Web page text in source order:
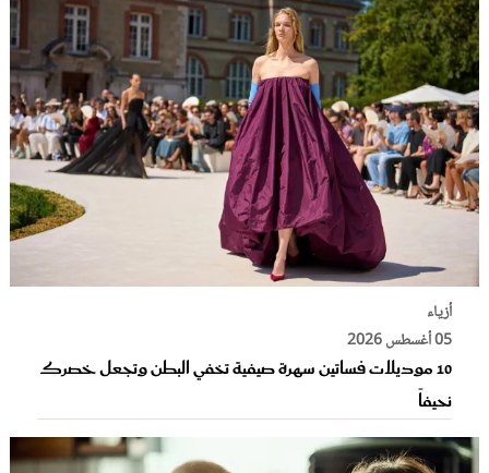
أزياء
05 أغسطس 2026
10 موديلات فساتين سهرة صيفية تخفي البطن وتجعل خصرك
نحيفاً